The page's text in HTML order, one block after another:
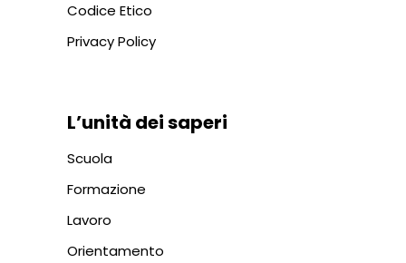
Codice Etico
Privacy Policy
L’unità dei saperi
Scuola
Formazione
Lavoro
Orientamento